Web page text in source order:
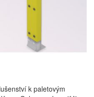
k paletovým